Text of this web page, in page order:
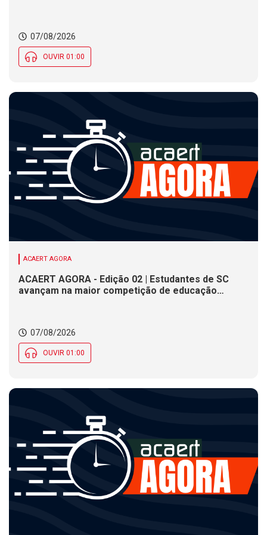
07/08/2026
OUVIR 01:00
ACAERT AGORA
ACAERT AGORA - Edição 02 | Estudantes de SC
avançam na maior competição de educação
Social nesta sexta (7)
07/08/2026
OUVIR 01:00